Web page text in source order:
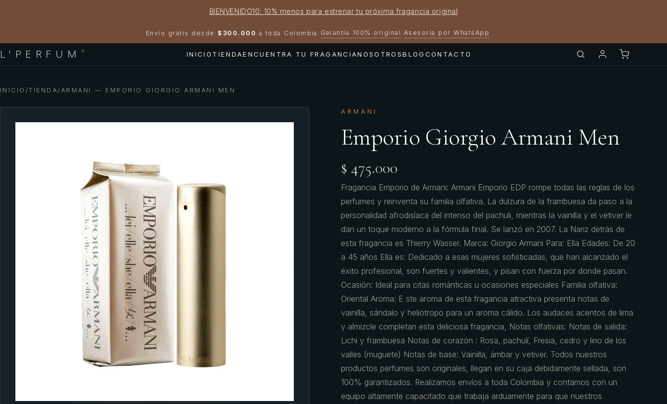
BIENVENIDO10: 10% menos para estrenar tu próxima fragancia original
Envío gratis desde $300.000 a toda Colombia · Garantía 100% original · Asesoría por WhatsApp
L'PERFUM ® INICIO TIENDAENCUENTRA TU FRAGANCIANOSOTROSBLOG CONTACTO
INICIO /TIENDA/ ARMANI — EMPORIO GIORGIO ARMANI MEN
ARMANI
Emporio Giorgio Armani Men
$ 475.000
Fragancia Emporio de Armani: Armani Emporio EDP rompe todas las reglas de los
perfumes y reinventa su familia olfativa. La dulzura de la frambuesa da paso a la
personalidad afrodisíaca del intenso del pachuli, mientras la vainilla y el vetiver le
dan un toque moderno a la fórmula final. Se lanzó en 2007. La Nariz detrás de
esta fragancia es Thierry Wasser. Marca: Giorgio Armani Para: Ella Edades: De 20
a 45 años Ella es: Dedicado a esas mujeres sofisticadas, que han alcanzado el
éxito profesional, son fuertes y valientes, y pisan con fuerza por donde pasan.
Ocasión: Ideal para citas románticas u ocasiones especiales Familia olfativa:
Oriental Aroma: E ste aroma de esta fragancia atractiva presenta notas de
vainilla, sándalo y heliotropo para un aroma cálido. Los audaces acentos de lima
y almizcle completan esta deliciosa fragancia, Notas olfativas: Notas de salida:
Lichi y frambuesa Notas de corazón : Rosa, pachulí, Fresia, cedro y lirio de los
valles (muguete) Notas de base: Vainilla, ámbar y vetiver. Todos nuestros
productos perfumes son originales, llegan en su caja debidamente sellada, son
100% garantizados. Realizamos envíos a toda Colombia y contamos con un
equipo altamente capacitado que trabaja arduamente para que nuestros